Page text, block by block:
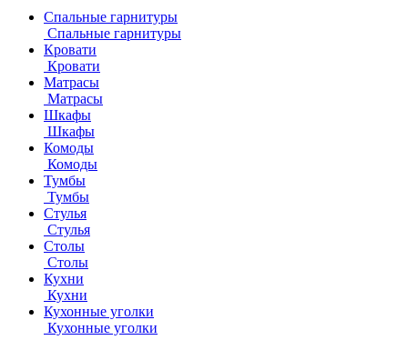
Спальные гарнитуры
Спальные гарнитуры
Кровати
Кровати
Матрасы
Матрасы
Шкафы
Шкафы
Комоды
Комоды
Тумбы
Тумбы
Стулья
Стулья
Столы
Столы
Кухни
Кухни
Кухонные уголки
Кухонные уголки